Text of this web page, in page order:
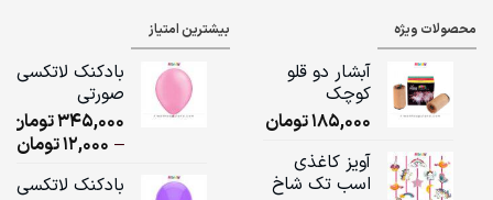
محصولات ویژه
آبشار دو قلو
کوچک
185,000تومان
آویز کاغذی
اسب تک شاخ
بیشترین امتیاز
بادکنک لاتکسی
صورتی
345,000تومان
–
12,000تومان
بادکنک لاتکسی